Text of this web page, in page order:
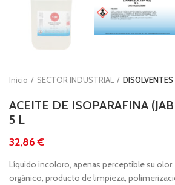
Inicio SECTOR INDUSTRIAL DISOLVENTES
ACEITE DE ISOPARAFINA
5 L
€
Líquido incoloro, apenas perceptible su
orgánico, producto de limpieza,